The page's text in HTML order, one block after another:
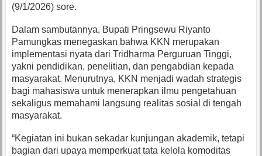
(9/1/2026) sore.
Dalam sambutannya, Bupati Pringsewu Riyanto
Pamungkas menegaskan bahwa KKN merupakan
implementasi nyata dari Tridharma Perguruan Tinggi,
yakni pendidikan, penelitian, dan pengabdian kepada
masyarakat. Menurutnya, KKN menjadi wadah strategis
bagi mahasiswa untuk menerapkan ilmu pengetahuan
sekaligus memahami langsung realitas sosial di tengah
masyarakat.
“Kegiatan ini bukan sekadar kunjungan akademik, tetapi
bagian dari upaya memperkuat tata kelola komoditas